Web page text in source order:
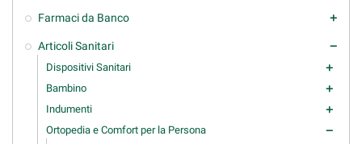
Farmaci da Banco add
Articoli Sanitari remove
Dispositivi Sanitari add
Bambino add
Indumenti add
Ortopedia e Comfort per la Persona remove